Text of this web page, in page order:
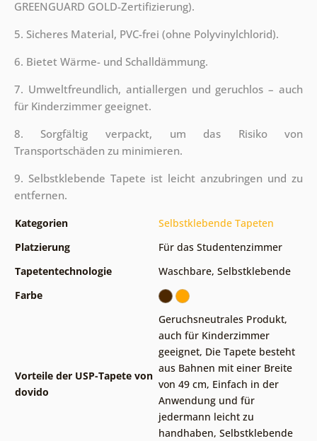
GREENGUARD GOLD-Zertifizierung).
5. Sicheres Material, PVC-frei (ohne Polyvinylchlorid).
6. Bietet Wärme- und Schalldämmung.
7. Umweltfreundlich, antiallergen und geruchlos – auch
für Kinderzimmer geeignet.
8. Sorgfältig verpackt, um das Risiko von
Transportschäden zu minimieren.
9. Selbstklebende Tapete ist leicht anzubringen und zu
entfernen.
Kategorien
Selbstklebende Tapeten
Platzierung
Für das Studentenzimmer
Tapetentechnologie
Waschbare, Selbstklebende
Farbe
Vorteile der USP-Tapete von
dovido
Geruchsneutrales Produkt,
auch für Kinderzimmer
geeignet, Die Tapete besteht
aus Bahnen mit einer Breite
von 49 cm, Einfach in der
Anwendung und für
jedermann leicht zu
handhaben, Selbstklebende